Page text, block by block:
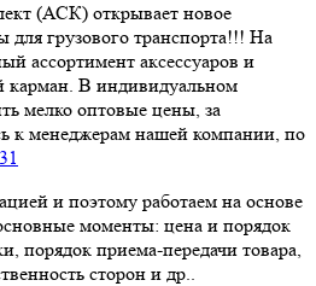
(АСК) открывает новое
для грузового транспорта!!! На
ассортимент аксессуаров и
В индивидуальном
мелко оптовые цены, за
к менеджерам нашей компании, по
и поэтому работаем на основе
моменты: цена и порядок
порядок приема-передачи товара,
сторон и др..